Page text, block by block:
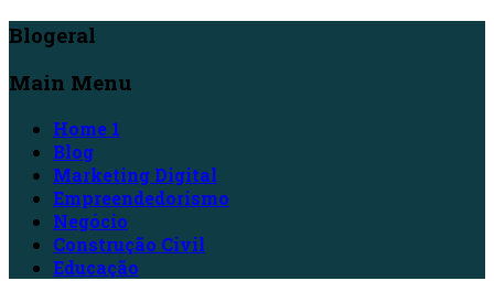
Blogeral
Main Menu
Home 1
Blog
Marketing Digital
Empreendedorismo
Negócio
Construção Civil
Educação